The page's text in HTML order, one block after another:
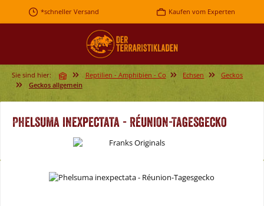
Zum Hauptinhalt springen
*schneller Versand Kaufen vom Experten
Sie sind hier: Reptilien - Amphibien - Co Echsen
Geckos
Geckos allgemein
Phelsuma inexpectata - Réunion-Tagesgecko
Bildergalerie überspringen